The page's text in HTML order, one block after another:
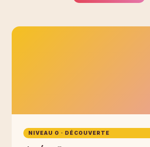
NIVEAU 0 · DÉCOUVERTE